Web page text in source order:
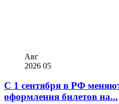
Авг
2026 05
С 1 сентября в РФ
оформления билетов на...